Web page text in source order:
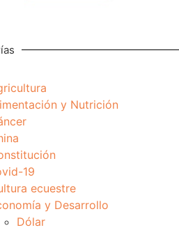
y Nutrición
19
ecuestre
y Desarrollo
Dólar